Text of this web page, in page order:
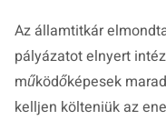
Az államtitkár
pályázatot elnyert
működőképesek
kelljen költeniük az